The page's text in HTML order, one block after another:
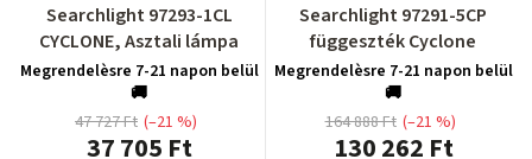
Searchlight 97293-1CL
CYCLONE, Asztali lámpa
Megrendelèsre 7-21 napon belül
🚚
37 705 Ft
47 727 Ft (–21 %)
Searchlight 97291-5CP
függeszték Cyclone
Megrendelèsre 7-21 napon belül
🚚
130 262 Ft
164 888 Ft (–21 %)